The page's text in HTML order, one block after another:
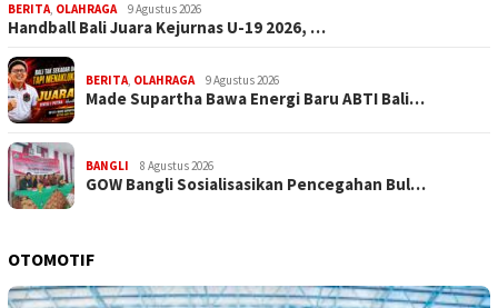
BERITA, OLAHRAGA 9 Agustus 2026
Handball Bali Juara Kejurnas U-19 2026, …
BERITA, OLAHRAGA 9 Agustus 2026
Made Supartha Bawa Energi Baru ABTI Bali…
BANGLI 8 Agustus 2026
GOW Bangli Sosialisasikan Pencegahan Bul…
OTOMOTIF